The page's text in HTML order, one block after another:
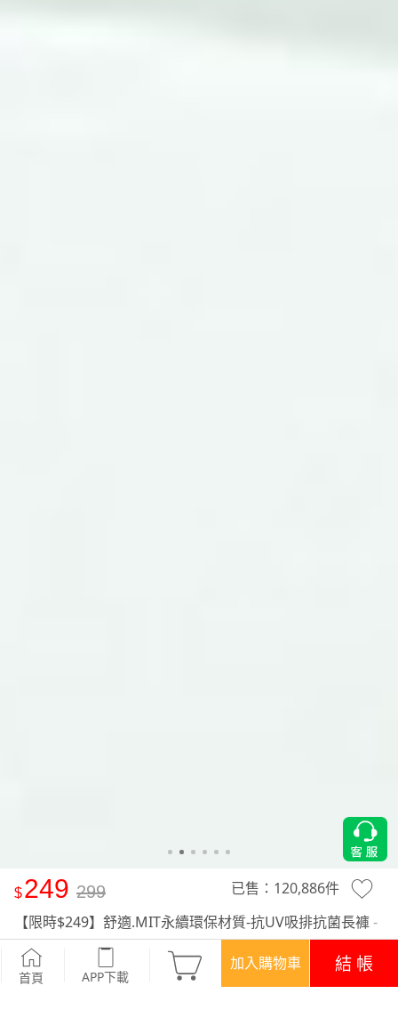
首頁 APP下載
加入購物車 結 帳
249 299 已售： 120,886件
【限時$249】舒適.MIT永續環保材質-抗UV吸排抗菌長褲-
深灰